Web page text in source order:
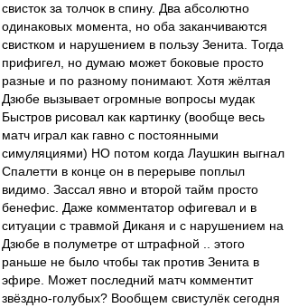
свисток за толчок в спину. Два абсолютно
одинаковых момента, но оба заканчиваются
свистком и нарушением в пользу Зенита. Тогда
прифигел, но думаю может боковые просто
разные и по разному понимают. Хотя жёлтая
Дзюбе вызывает огромные вопросы мудак
Быстров рисовал как картинку (вообще весь
матч играл как гавно с постоянными
симуляциями) НО потом когда Лаушкин выгнал
Спалетти в конце он в перерыве поплыл
видимо. Зассал явно и второй тайм просто
бенефис. Даже комментатор офигевал и в
ситуации с травмой Диканя и с нарушением на
Дзюбе в полуметре от штрафной .. этого
раньше не было чтобы так против Зенита в
эфире. Может последний матч комментит
звёздно-голубых? Вообщем свистулёк сегодня